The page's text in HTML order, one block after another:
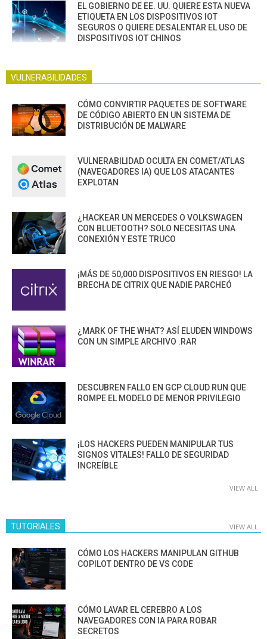
EL GOBIERNO DE EE. UU. QUIERE ESTA NUEVA
ETIQUETA EN LOS DISPOSITIVOS IOT
SEGUROS O QUIERE DESALENTAR EL USO DE
DISPOSITIVOS IOT CHINOS
VULNERABILIDADES
CÓMO CONVIRTIR PAQUETES DE SOFTWARE
DE CÓDIGO ABIERTO EN UN SISTEMA DE
DISTRIBUCIÓN DE MALWARE
VULNERABILIDAD OCULTA EN COMET/ATLAS
(NAVEGADORES IA) QUE LOS ATACANTES
EXPLOTAN
¿HACKEAR UN MERCEDES O VOLKSWAGEN
CON BLUETOOTH? SOLO NECESITAS UNA
CONEXIÓN Y ESTE TRUCO
¡MÁS DE 50,000 DISPOSITIVOS EN RIESGO! LA
BRECHA DE CITRIX QUE NADIE PARCHEÓ
¿MARK OF THE WHAT? ASÍ ELUDEN WINDOWS
CON UN SIMPLE ARCHIVO .RAR
DESCUBREN FALLO EN GCP CLOUD RUN QUE
ROMPE EL MODELO DE MENOR PRIVILEGIO
¡LOS HACKERS PUEDEN MANIPULAR TUS
SIGNOS VITALES! FALLO DE SEGURIDAD
INCREÍBLE
VIEW ALL
TUTORIALES VIEW ALL
CÓMO LOS HACKERS MANIPULAN GITHUB
COPILOT DENTRO DE VS CODE
CÓMO LAVAR EL CEREBRO A LOS
NAVEGADORES CON IA PARA ROBAR
SECRETOS